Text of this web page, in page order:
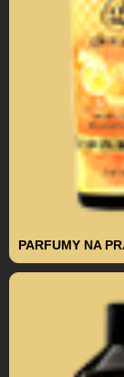
PARFUMY NA